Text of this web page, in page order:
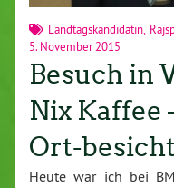
Landtagskandidatin,
5. November 2015
Besuch in
Nix Kaffee
Ort-
Heute war ich bei